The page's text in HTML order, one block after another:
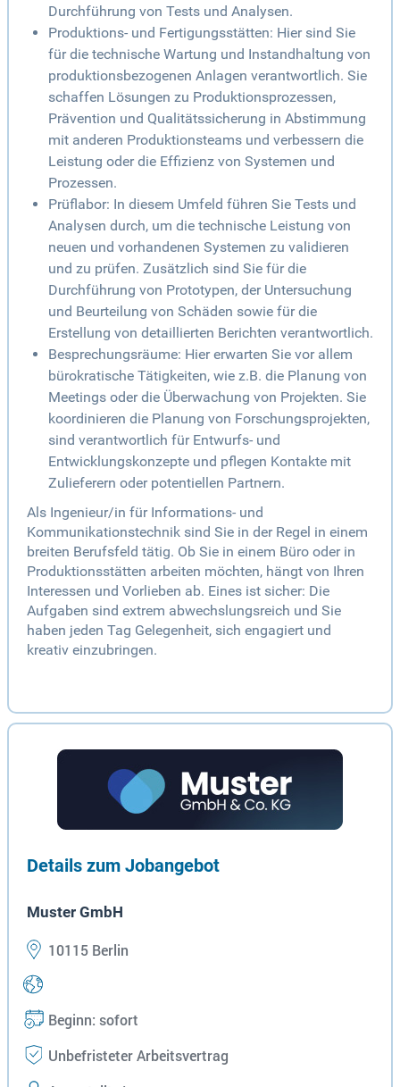
Durchführung von Tests und Analysen.
Produktions- und Fertigungsstätten: Hier sind Sie
für die technische Wartung und Instandhaltung von
produktionsbezogenen Anlagen verantwortlich. Sie
schaffen Lösungen zu Produktionsprozessen,
Prävention und Qualitätssicherung in Abstimmung
mit anderen Produktionsteams und verbessern die
Leistung oder die Effizienz von Systemen und
Prozessen.
Prüflabor: In diesem Umfeld führen Sie Tests und
Analysen durch, um die technische Leistung von
neuen und vorhandenen Systemen zu validieren
und zu prüfen. Zusätzlich sind Sie für die
Durchführung von Prototypen, der Untersuchung
und Beurteilung von Schäden sowie für die
Erstellung von detaillierten Berichten verantwortlich.
Besprechungsräume: Hier erwarten Sie vor allem
bürokratische Tätigkeiten, wie z.B. die Planung von
Meetings oder die Überwachung von Projekten. Sie
koordinieren die Planung von Forschungsprojekten,
sind verantwortlich für Entwurfs- und
Entwicklungskonzepte und pflegen Kontakte mit
Zulieferern oder potentiellen Partnern.
Als Ingenieur/in für Informations- und
Kommunikationstechnik sind Sie in der Regel in einem
breiten Berufsfeld tätig. Ob Sie in einem Büro oder in
Produktionsstätten arbeiten möchten, hängt von Ihren
Interessen und Vorlieben ab. Eines ist sicher: Die
Aufgaben sind extrem abwechslungsreich und Sie
haben jeden Tag Gelegenheit, sich engagiert und
kreativ einzubringen.
Details zum Jobangebot
Muster GmbH
10115 Berlin
Beginn: sofort
Unbefristeter Arbeitsvertrag